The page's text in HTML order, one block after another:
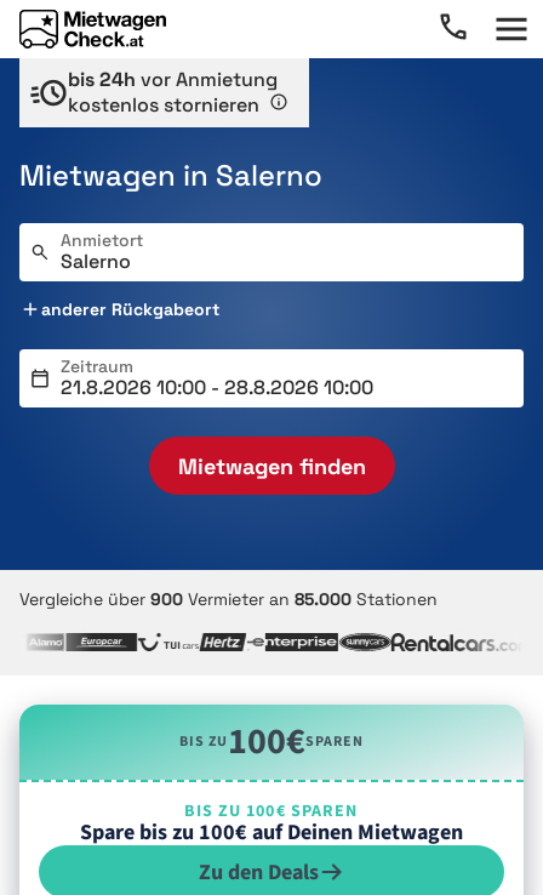
bis 24h vor Anmietung
kostenlos stornieren
Mietwagen in Salerno
Anmietort
anderer Rückgabeort
Zeitraum
Mietwagen finden
Vergleiche über 900 Vermieter an 85.000 Stationen
BIS ZU100€SPAREN
BIS ZU 100€ SPAREN
Spare bis zu 100€ auf Deinen Mietwagen
Zu den Deals